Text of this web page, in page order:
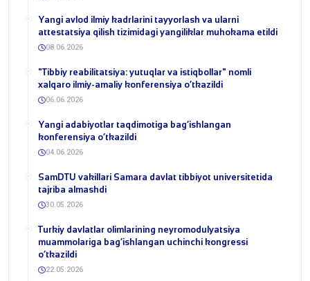
Yangi avlod ilmiy kadrlarini tayyorlash va ularni
attestatsiya qilish tizimidagi yangiliklar muhokama etildi
08.06.2026
​"Tibbiy reabilitatsiya: yutuqlar va istiqbollar" nomli
xalqaro ilmiy-amaliy konferensiya o‘tkazildi
06.06.2026
​Yangi adabiyotlar taqdimotiga bag‘ishlangan
konferensiya o‘tkazildi
04.06.2026
SamDTU vakillari Samara davlat tibbiyot universitetida
tajriba almashdi
30.05.2026
​Turkiy davlatlar olimlarining neyromodulyatsiya
muammolariga bag‘ishlangan uchinchi kongressi
o‘tkazildi
22.05.2026